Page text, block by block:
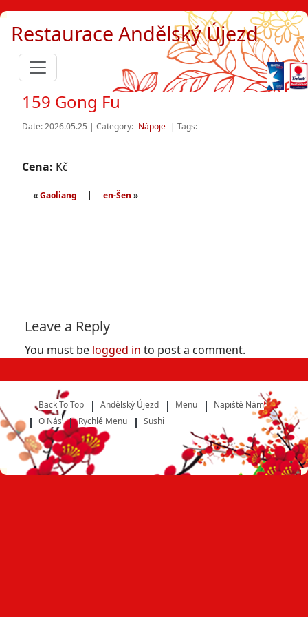
Restaurace Andělský Újezd
159 Gong Fu
Date: 2026.05.25 | Category: Nápoje | Tags:
Cena: Kč
«Gaoliang | en-Šen »
Leave a Reply
You must be logged in to post a comment.
Back To Top Andělský Újezd Menu
Napiště Nám
O Nás
Rychlé Menu Sushi